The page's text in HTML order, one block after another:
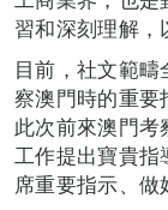
習和深刻理解，
目前，社文範
察澳門時的重要
此次前來澳門
工作提出寶貴指
席重要指示、做